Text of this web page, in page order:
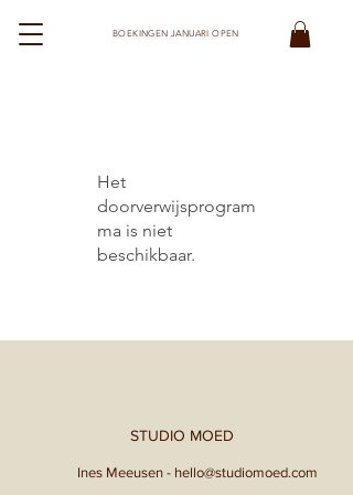
BOEKINGEN JANUARI OPEN
Het
doorverwijsprogram
ma is niet
beschikbaar.
STUDIO MOED
Ines Meeusen - hello@studiomoed.com